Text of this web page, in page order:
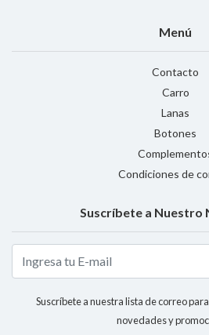
Menú
Contacto
Carro
Lanas
Botones
Condiciones de
Suscríbete a Nuestro
Suscríbete a nuestra lista de correo
novedades y